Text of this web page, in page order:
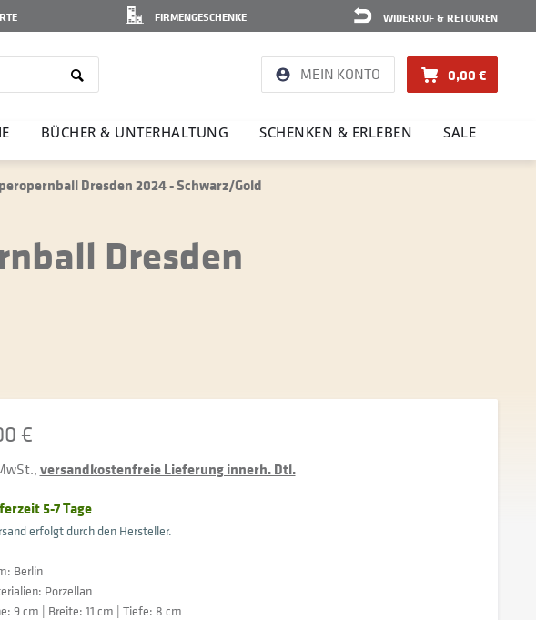
WIDERRUF & RETOUREN
FIRMENGESCHENKE
MEIN KONTO 0,00 €
BÜCHER & UNTER­HAL­TUNG SCHENKEN & ERLEBEN SALE
Dresden 2024 - Schwarz/Gold
Dresden
€
versandkostenfreie Lieferung innerh. Dtl.
5-7 Tage
erfolgt durch den Hersteller.
Berlin
Porzellan
9 cm | Breite: 11 cm | Tiefe: 8 cm